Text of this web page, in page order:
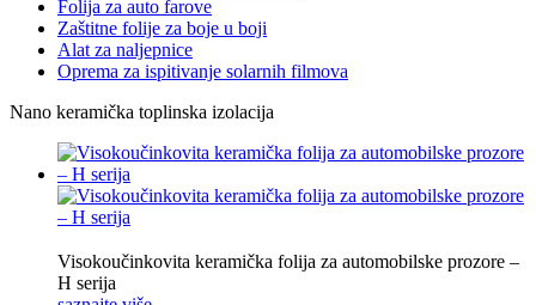
Folija za auto farove
Zaštitne folije za boje u boji
Alat za naljepnice
Oprema za ispitivanje solarnih filmova
Nano keramička toplinska izolacija
Visokoučinkovita keramička folija za automobilske prozore –
H serija